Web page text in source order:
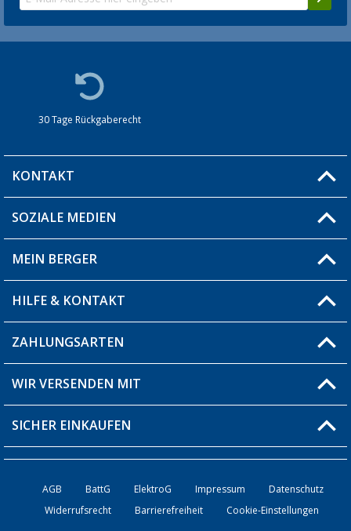
30 Tage Rückgaberecht
KONTAKT
Du hast eine Frage?
Filiale finden
SOZIALE MEDIEN
MEIN BERGER
Blog
Produkttester
Über uns
HILFE & KONTAKT
Fragen & Antworten / FAQ
Versandinformationen
Bestellstatus
Kontakt
ZAHLUNGSARTEN
WIR VERSENDEN MIT
SICHER EINKAUFEN
AGB BattG ElektroG Impressum
Datenschutz
Widerrufsrecht
Barrierefreiheit Cookie-Einstellungen